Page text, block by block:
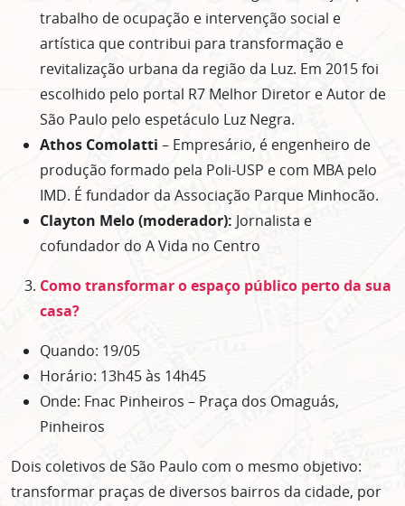
trabalho de ocupação e intervenção social e
artística que contribui para transformação e
revitalização urbana da região da Luz. Em 2015 foi
escolhido pelo portal R7 Melhor Diretor e Autor de
São Paulo pelo espetáculo Luz Negra.
Athos Comolatti – Empresário, é engenheiro de
produção formado pela Poli-USP e com MBA pelo
IMD. É fundador da Associação Parque Minhocão.
Clayton Melo (moderador): Jornalista e
cofundador do A Vida no Centro
Como transformar o espaço público perto da sua
casa?
Quando: 19/05
Horário: 13h45 às 14h45
Onde: Fnac Pinheiros – Praça dos Omaguás,
Pinheiros
Dois coletivos de São Paulo com o mesmo objetivo:
transformar praças de diversos bairros da cidade, por